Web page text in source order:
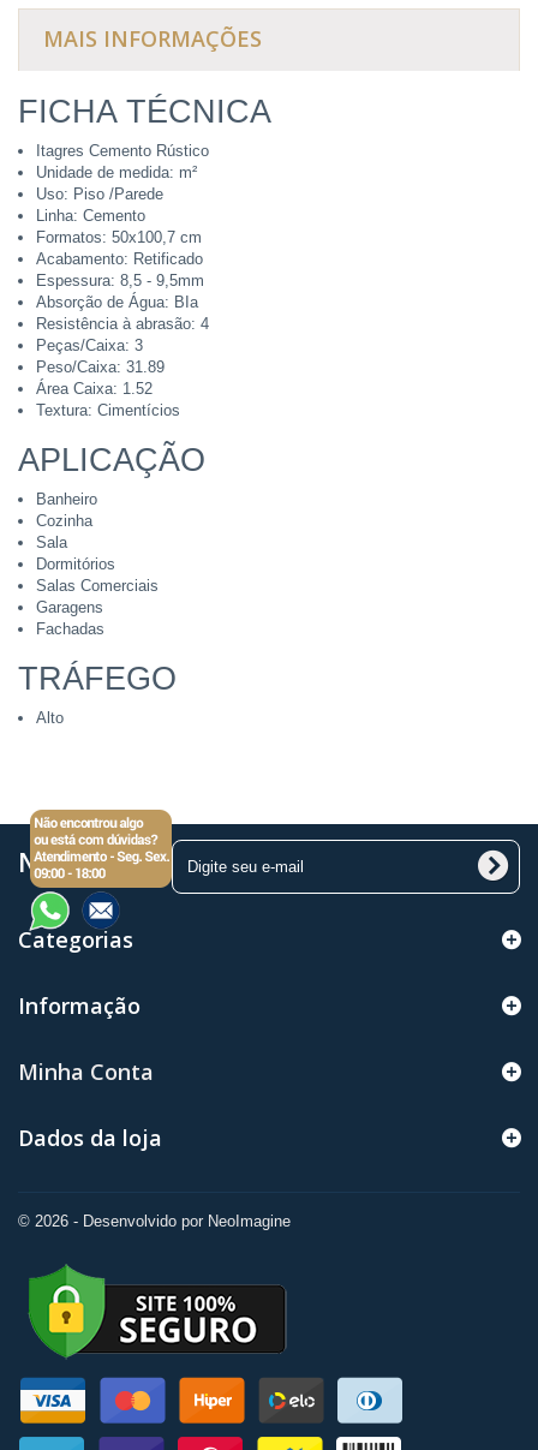
MAIS INFORMAÇÕES
FICHA TÉCNICA
Itagres Cemento Rústico
Unidade de medida: m²
Uso: Piso /Parede
Linha: Cemento
Formatos: 50x100,7 cm
Acabamento: Retificado
Espessura: 8,5 - 9,5mm
Absorção de Água: BIa
Resistência à abrasão: 4
Peças/Caixa: 3
Peso/Caixa: 31.89
Área Caixa: 1.52
Textura: Cimentícios
APLICAÇÃO
Banheiro
Cozinha
Sala
Dormitórios
Salas Comerciais
Garagens
Fachadas
TRÁFEGO
Alto
Newsletter
Categorias
Informação
© 2026 - Desenvolvido por NeoImagine
Minha Conta
Dados da loja